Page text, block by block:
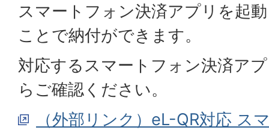
スマートフォン決済アプリを起
ことで納付ができます。
対応するスマートフォン決済ア
らご確認ください。
（外部リンク）eL-QR対応 ス